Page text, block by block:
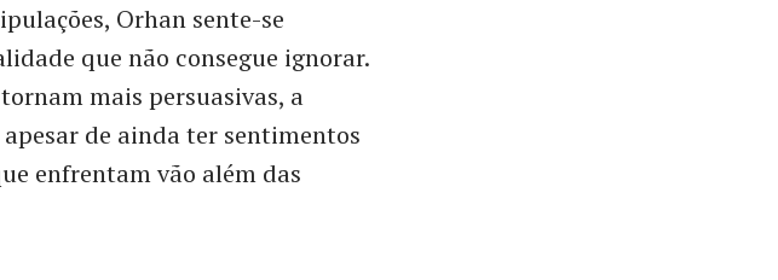
Orhan sente-se
que não consegue ignorar.
mais persuasivas, a
de ainda ter sentimentos
enfrentam vão além das